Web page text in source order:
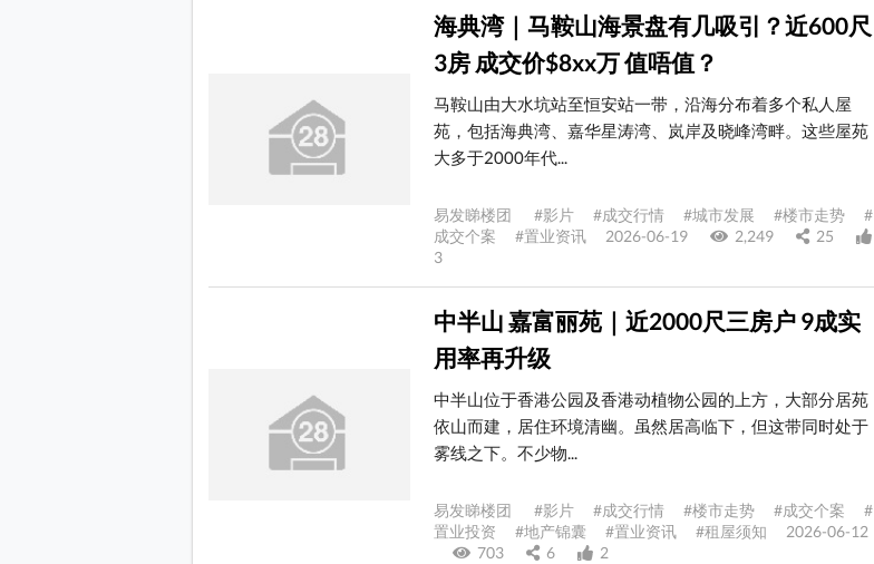
海典湾｜马鞍山海景盘有几吸引？近600尺
3房 成交价$8xx万 值唔值？
马鞍山由大水坑站至恒安站一带，沿海分布着多个私人屋
苑，包括海典湾、嘉华星涛湾、岚岸及晓峰湾畔。这些屋苑
大多于2000年代...
易发睇楼团 #影片 #成交行情 #城市发展 #楼市走势 #
成交个案 #置业资讯 2026-06-19
2,249
25
3
中半山 嘉富丽苑｜近2000尺三房户 9成实
用率再升级
中半山位于香港公园及香港动植物公园的上方，大部分居苑
依山而建，居住环境清幽。虽然居高临下，但这带同时处于
雾线之下。不少物...
易发睇楼团 #影片 #成交行情 #楼市走势 #成交个案 #
置业投资 #地产锦囊 #置业资讯 #租屋须知 2026-06-12
703
6 2